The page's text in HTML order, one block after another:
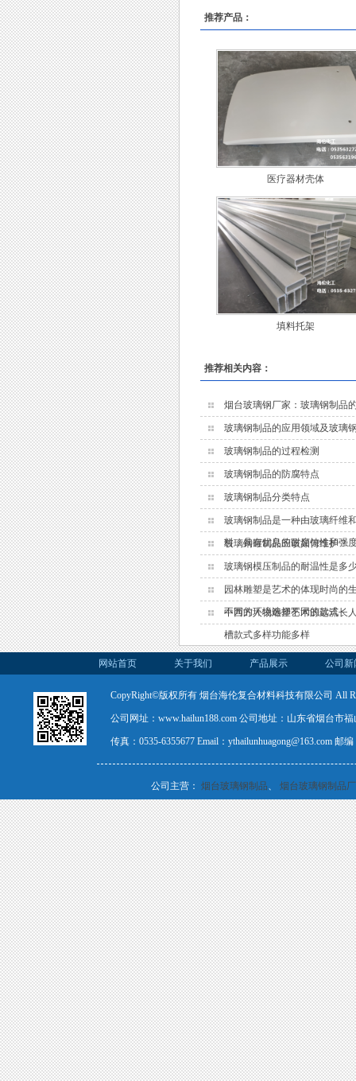
推荐产品：
医疗器材壳体
填料托架
推荐相关内容：
烟台玻璃钢厂家：玻璃钢制品
玻璃钢制品的应用领域及玻璃
玻璃钢制品的过程检测
玻璃钢制品的防腐特点
玻璃钢制品分类特点
玻璃钢制品是一种由玻璃纤维
料，具有优良的耐腐蚀性和强
玻璃钢罐制品应该如何维护？
玻璃钢模压制品的耐温性是多
园林雕塑是艺术的体现时尚的
不同的环境选择不同的款式
中西方人物雕塑艺术源远流长
槽款式多样功能多样
网站首页 关于我们 产品展示 公司新
CopyRight©版权所有 烟台海伦复合材料科技有限公司 All
公司网址：www.hailun188.com 公司地址：山东省烟台市
传真：0535-6355677 Email：ythailunhuagong@163.com 邮
公司主营： 烟台玻璃钢制品、 烟台玻璃钢制品厂